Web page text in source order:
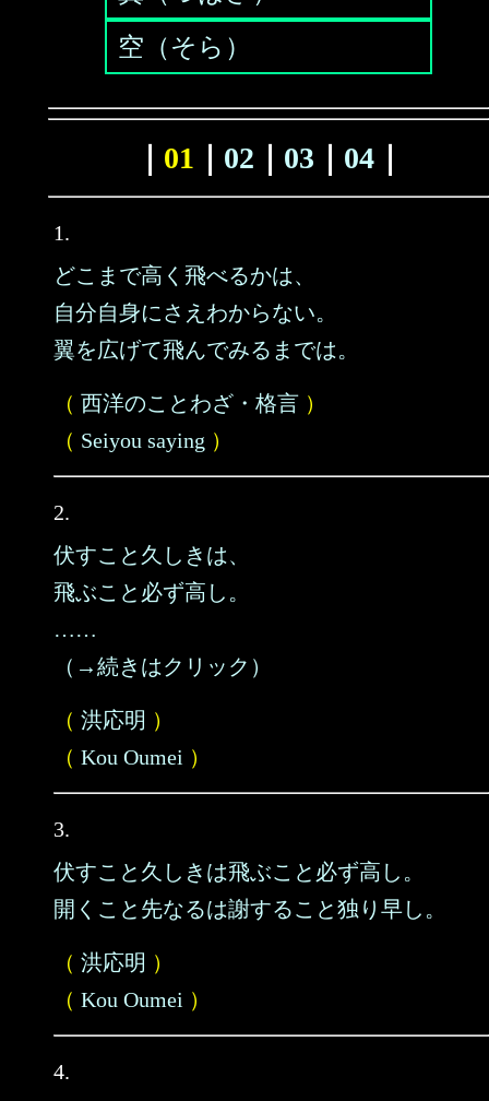
空（そら）
01 02 03 04｜
1.
どこまで高く飛べるかは、
自分自身にさえわからない。
翼を広げて飛んでみるまでは。
（ 西洋のことわざ・格言 ）
（ Seiyou saying ）
2.
伏すこと久しきは、
飛ぶこと必ず高し。
……
（→続きはクリック）
（ 洪応明 ）
（ Kou Oumei ）
3.
伏すこと久しきは飛ぶこと必ず高し。
開くこと先なるは謝すること独り早し。
（ 洪応明 ）
（ Kou Oumei ）
4.